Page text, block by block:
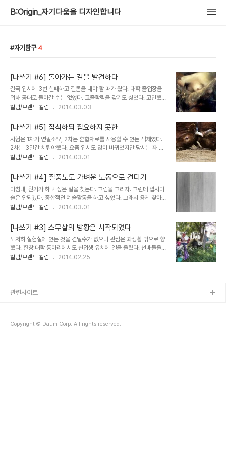
B:Origin_자기다움을 디자인합니다
자기탐구 4
[나쓰기 #6] 돌아가는 길을 발견하다
결국 입시에 3번 실패하고 결론을 내야 할 때가 왔다. 대학 졸업장을
위해 공대로 돌아갈 수는 없었다. 고졸학력을 갖기도 싫었다. 고민했
다. 궁지에 몰리면 별 아이디어가 다 떠오른다. 미술학원에서 내가 다
옮기는 방법이 있지 않을까? 실기력은 입시한만큼 쌓였으니 실기 테스
트가 있다면 응할 마음도 있다. 2학기 등록기간을 앞두고 전과를 필사
적으로 알아보았다. 최소 1년 이수의 학점이 필요했다. 한 학기 21학점
을 공대 수업으로 채울 수는 없었다. 미대 수업을 듣고 싶었고, 학칙을
보니 전공 선택은 타 학과생에게도 열려있었다. 21학점 7과목을 모조
만 2학년 수업에 들어갔다...
칼럼/브랜드 칼럼 2014.03.03
[나쓰기 #5] 집착하되 집요하지 못한
시험은 1차가 연필소묘, 2차는 혼합재료를 사용할 수 있는 색체였다.
2차는 3일간 치뤄야했다. 요즘 입시도 많이 바뀌었지만 당시는 꽤 파
격적이었다. 시험 자체가 난이도가 높았기에 첫해에 6개월 만에 1차를
실기 수준은 지금 생각해도 무척이나 얼굴이 화끈하다. 주제는 '본인의
손을 중심으로 현장 공간을 연출해 그리라'는 것이었다. 소묘를 겨우
할 줄 아는 실력으로 공간연출이라니. 말도 안되는 그림을 그리고 당연
히 1차도 떨어졌다. 2년은 준비해볼 요량으로 시작한터라 바로 내년
시험을 준비한다. 한 해는 빨리도 돌아와 입시 현장. 두번째 나타나자
알아볼 만큼 실력은 일..
칼럼/브랜드 칼럼 2014.03.01
[나쓰기 #4] 질풍노도 가벼운 노동으로 견디기
마침내, 뭔가가 하고 싶은 일을 찾는다. 그림을 그리자. 그런데 입시미
술은 안되겠다. 종합적인 예술활동을 하고 싶었다. 그래서 용케 찾아낸
것이 '무대미술'이라는 종합 장르의 예술이었다. 희곡을 읽고, 시각적
의 소품과 조화를 이뤄내고 그러려면 그림을 그릴줄 알아야겠지. 아무
것도 모르던 때는 저 일을 하려면 일차적으로 '시험'을 통과하는 것이
유일한 방법이라고 생각했다. 그걸 가르쳐 주는 학교를 가야 하는구나.
딱 두군데 있었다. 관련 경력이 2년 이상 있어야 하는 무대미술 아카데
미 그리고 일반 대학과 비슷한 한국예술종합학교. 내가 도전해보겠다
칼럼/브랜드 칼럼 2014.03.01
[나쓰기 #3] 스무살의 방황은 시작되었다
도저히 실험실에 있는 것을 견딜수가 없으니 관심은 과생활 밖으로 향
했다. 한창 대학 동아리에서도 신입생 유치에 열을 올렸다. 선배들을
따라 동아리 순례를 하는데 유독 봄바람에 실려오는 향을 따라 움직인
서 수다를 떨거나 날적이라 이름불리는 공용 낙서전용 노트에 글을 적
길어졌다. 과 수업은 고등학교의 ..
칼럼/브랜드 칼럼 2014.02.25
Copyright © Daum Corp. All rights reserved.
관련사이트